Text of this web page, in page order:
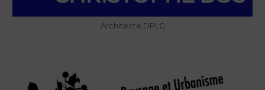
Architecte DPLG